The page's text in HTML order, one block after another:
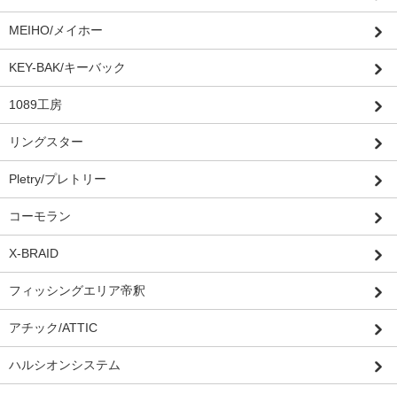
MEIHO/メイホー
KEY-BAK/キーバック
1089工房
リングスター
Pletry/プレトリー
コーモラン
X-BRAID
フィッシングエリア帝釈
アチック/ATTIC
ハルシオンシステム